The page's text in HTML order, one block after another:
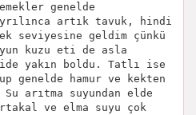
genelde
artık tavuk, hindi
seviyesine geldim çünkü
kuzu eti de asla
yakın boldu. Tatlı ise
genelde hamur ve kekten
arıtma suyundan elde
ve elma suyu çok